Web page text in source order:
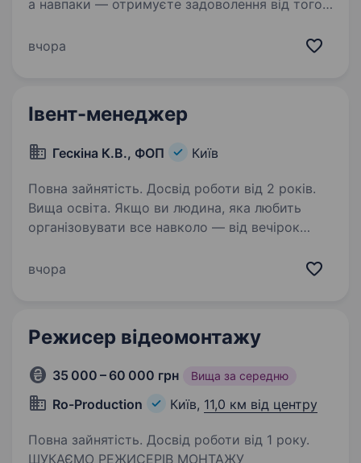
а навпаки — отримуєте задоволення від того,
проконтролювати та вчасно виконати? Тоді
вчора
Івент-менеджер
Гескіна К.В., ФОП Київ
Повна зайнятість. Досвід роботи від 2 років.
Вища освіта. Якщо ви людина, яка любить
організовувати все навколо — від вечірок
можливо, ця вакансія саме для вас. Ми —
вчора
Режисер відеомонтажу
35 000 – 60 000 грн Вища за середню
Ro-Production Київ, 11,0 км від центру
Повна зайнятість. Досвід роботи від 1 року.
ШУКАЄМО РЕЖИСЕРІВ МОНТАЖУ